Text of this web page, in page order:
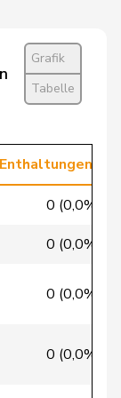
M-E
GR
M-E
VD
G
VS
NE
VD
GE
Grafik
Tabelle
Enthaltungen
0 (0,0%)
0 (0,0%)
0 (0,0%)
0 (0,0%)